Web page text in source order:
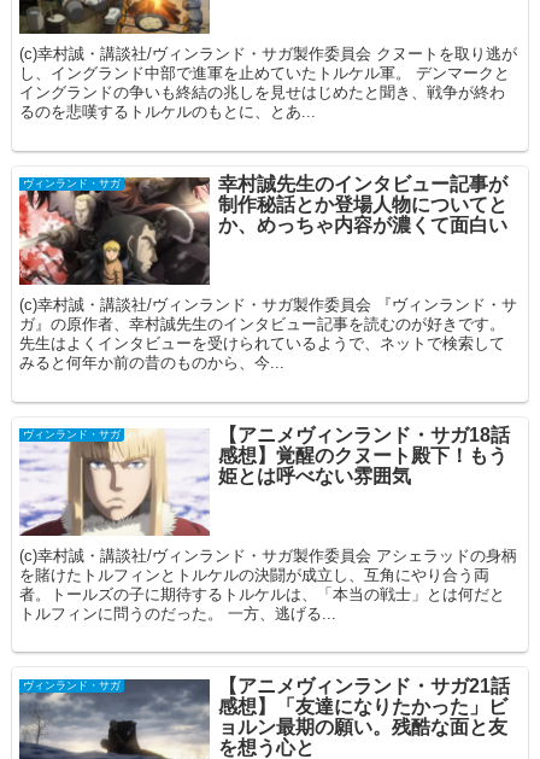
(c)幸村誠・講談社/ヴィンランド・サガ製作委員会 クヌートを取り逃が
し、イングランド中部で進軍を止めていたトルケル軍。 デンマークと
イングランドの争いも終結の兆しを見せはじめたと聞き、戦争が終わ
るのを悲嘆するトルケルのもとに、とあ...
ヴィンランド・サガ
幸村誠先生のインタビュー記事が
制作秘話とか登場人物についてと
か、めっちゃ内容が濃くて面白い
(c)幸村誠・講談社/ヴィンランド・サガ製作委員会 『ヴィンランド・サ
ガ』の原作者、幸村誠先生のインタビュー記事を読むのが好きです。
先生はよくインタビューを受けられているようで、ネットで検索して
みると何年か前の昔のものから、今...
ヴィンランド・サガ
【アニメヴィンランド・サガ18話
感想】覚醒のクヌート殿下！もう
姫とは呼べない雰囲気
(c)幸村誠・講談社/ヴィンランド・サガ製作委員会 アシェラッドの身柄
を賭けたトルフィンとトルケルの決闘が成立し、互角にやり合う両
者。トールズの子に期待するトルケルは、「本当の戦士」とは何だと
トルフィンに問うのだった。 一方、逃げる...
ヴィンランド・サガ
【アニメヴィンランド・サガ21話
感想】「友達になりたかった」ビ
ョルン最期の願い。残酷な面と友
を想う心と